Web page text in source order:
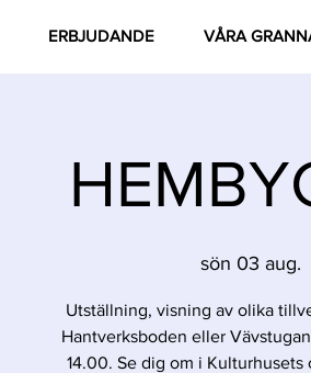
ERBJUDANDE VÅRA
sön 03 aug.
Utställning, visning av olika
Hantverksboden eller
14.00. Se dig om i